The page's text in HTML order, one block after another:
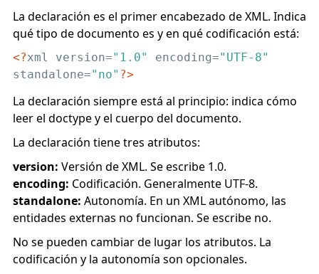
La declaración es el primer encabezado de XML. Indica
qué tipo de documento es y en qué codificación está:
<?xml version="1.0" encoding="UTF-8"
standalone="no" ?>
La declaración siempre está al principio: indica cómo
leer el doctype y el cuerpo del documento.
La declaración tiene tres atributos:
version: Versión de XML. Se escribe 1.0.
encoding: Codificación. Generalmente UTF-8.
standalone: Autonomía. En un XML autónomo, las
entidades externas no funcionan. Se escribe no.
No se pueden cambiar de lugar los atributos. La
codificación y la autonomía son opcionales.